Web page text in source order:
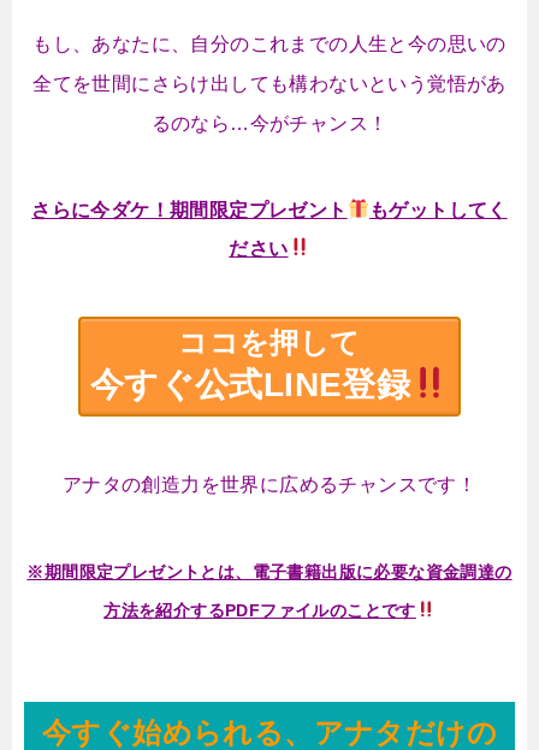
もし、あなたに、自分のこれまでの人生と今の思いの
全てを世間にさらけ出しても構わないという覚悟があ
るのなら…今がチャンス！
さらに今ダケ！期間限定プレゼント
もゲットしてく
ださい
ココを押して
今すぐ公式LINE登録
アナタの創造力を世界に広めるチャンスです！
※期間限定プレゼントとは、電子書籍出版に必要な資金調達の
方法を紹介するPDFファイルのことです
今すぐ始められる、アナタだけの